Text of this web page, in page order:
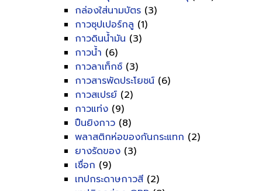
กล่องใส่นามบัตร (3)
กาวซุปเปอร์กลู (1)
กาวดินน้ำมัน (3)
กาวน้ำ (6)
กาวลาเท็กซ์ (3)
กาวสารพัดประโยชน์ (6)
กาวสเปรย์ (2)
กาวแท่ง (9)
ปืนยิงกาว (8)
พลาสติกห่อของกันกระแทก (2)
ยางรัดของ (3)
เชื่อก (9)
เทปกระดาษกาวสี (2)